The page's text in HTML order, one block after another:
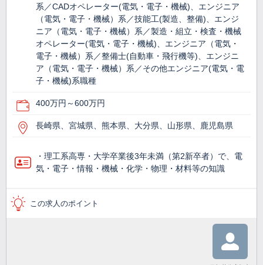
系／CADオペレーター(電気・電子・機械)、エンジニア
（電気・電子・機械）系／技能工(製造、整備)、エンジ
ニア（電気・電子・機械）系／製造・組立・検査・機械
オペレーター(電気・電子・機械)、エンジニア（電気・
電子・機械）系／整備士(自動車・飛行機等)、エンジニ
ア（電気・電子・機械）系／その他エンジニア(電気・電
子・機械)系職種
400万円～600万円
長崎県、宮城県、熊本県、大分県、山形県、鹿児島県
・理工系高専・大学卒業後3年未満（第2新卒者）で、電
気・電子・情報・機械・化学・物理・材料等の知識
この求人のポイント